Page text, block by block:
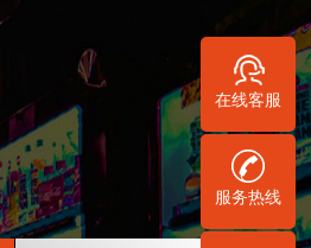
在线客服
服务热线